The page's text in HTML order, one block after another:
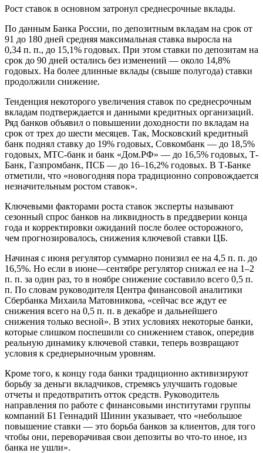
Рост ставок в основном затронул среднесрочные вклады.
По данным Банка России, по депозитным вкладам на срок от
91 до 180 дней средняя максимальная ставка выросла на
0,34 п. п., до 15,1% годовых. При этом ставки по депозитам на
срок до 90 дней остались без изменений — около 14,8%
годовых. На более длинные вклады (свыше полугода) ставки
продолжили снижение.
Тенденция некоторого увеличения ставок по среднесрочным
вкладам подтверждается и данными кредитных организаций.
Ряд банков объявил о повышении доходности по вкладам на
срок от трех до шести месяцев. Так, Московский кредитный
банк поднял ставку до 19% годовых, Совкомбанк — до 18,5%
годовых, МТС-банк и банк «Дом.РФ» — до 16,5% годовых, Т-
Банк, Газпромбанк, ПСБ — до 16–16,2% годовых. В Т-Банке
отметили, что «новогодняя пора традиционно сопровождается
незначительным ростом ставок».
Ключевыми факторами роста ставок эксперты называют
сезонный спрос банков на ликвидность в преддверии конца
года и корректировки ожиданий после более осторожного,
чем прогнозировалось, снижения ключевой ставки ЦБ.
Начиная с июня регулятор суммарно понизил ее на 4,5 п. п. до
16,5%. Но если в июне—сентябре регулятор снижал ее на 1–2
п. п. за один раз, то в ноябре снижение составило всего 0,5 п.
п. По словам руководителя Центра финансовой аналитики
Сбербанка Михаила Матовникова, «сейчас все ждут ее
снижения всего на 0,5 п. п. в декабре и дальнейшего
снижения только весной». В этих условиях некоторые банки,
которые слишком поспешили со снижением ставок, опередив
реальную динамику ключевой ставки, теперь возвращают
условия к среднерыночным уровням.
Кроме того, к концу года банки традиционно активизируют
борьбу за деньги вкладчиков, стремясь улучшить годовые
отчеты и предотвратить отток средств. Руководитель
направления по работе с финансовыми институтами группы
компаний Б1 Геннадий Шинин указывает, что «небольшое
повышение ставки — это борьба банков за клиентов, для того
чтобы они, переворачивая свои депозиты во что-то иное, из
банка не ушли».